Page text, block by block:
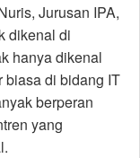
Jurusan IPA,
dikenal di
hanya dikenal
biasa di bidang IT
berperan
yang